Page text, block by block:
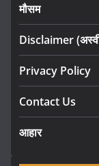
मौसम
Disclaimer
Privacy Policy
Contact Us
आहार